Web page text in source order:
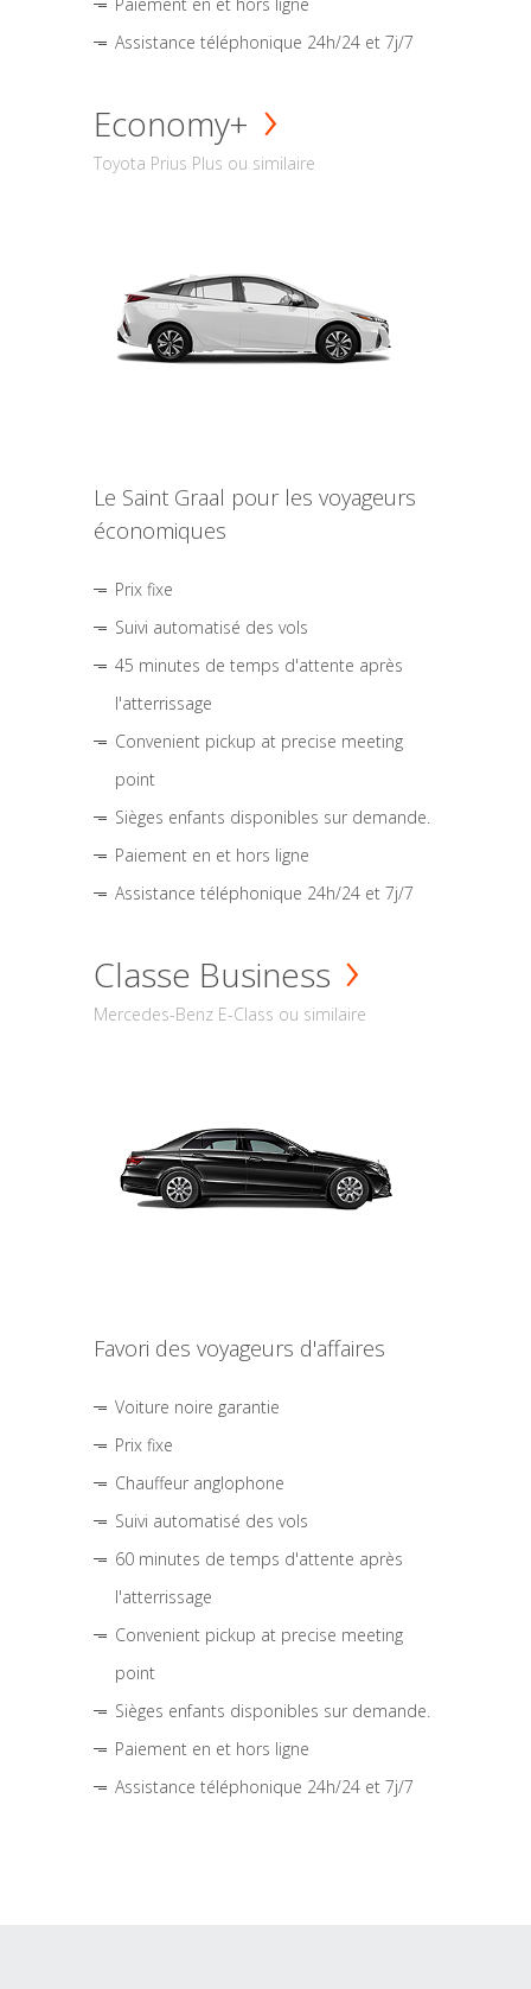
Assistance téléphonique 24h/24 et 7j/7
Economy+
Toyota Prius Plus ou similaire
Le Saint Graal pour les voyageurs
économiques
Prix fixe
Suivi automatisé des vols
45 minutes de temps d'attente après
l'atterrissage
Convenient pickup at precise meeting
point
Sièges enfants disponibles sur demande.
Paiement en et hors ligne
Assistance téléphonique 24h/24 et 7j/7
Classe Business
Mercedes-Benz E-Class ou similaire
Favori des voyageurs d'affaires
Voiture noire garantie
Prix fixe
Chauffeur anglophone
Suivi automatisé des vols
60 minutes de temps d'attente après
l'atterrissage
Convenient pickup at precise meeting
point
Sièges enfants disponibles sur demande.
Paiement en et hors ligne
Assistance téléphonique 24h/24 et 7j/7